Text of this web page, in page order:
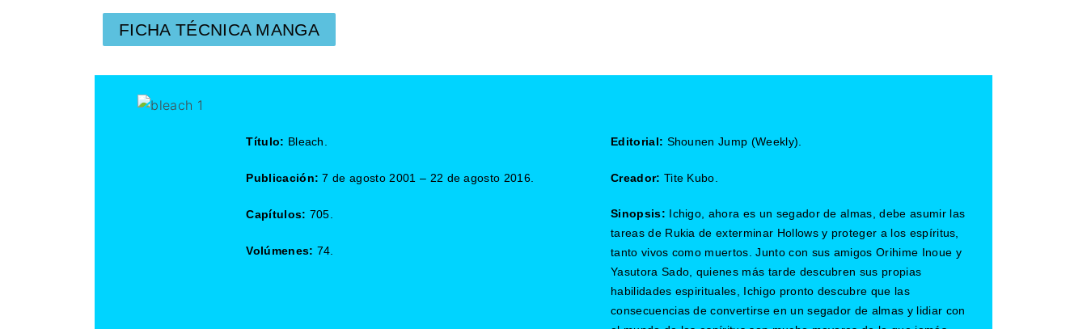
FICHA TÉCNICA MANGA
Título: Bleach.
Publicación: 7 de agosto 2001 – 22 de agosto 2016.
Capítulos: 705.
Volúmenes: 74.
Editorial: Shounen Jump (Weekly).
Creador: Tite Kubo.
Sinopsis: Ichigo, ahora es un segador de almas, debe asumir las
tareas de Rukia de exterminar Hollows y proteger a los espíritus,
tanto vivos como muertos. Junto con sus amigos Orihime Inoue y
Yasutora Sado, quienes más tarde descubren sus propias
habilidades espirituales, Ichigo pronto descubre que las
consecuencias de convertirse en un segador de almas y lidiar con